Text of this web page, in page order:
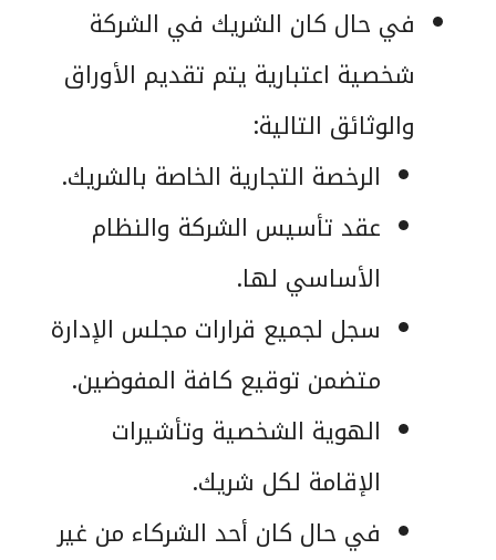
في حال كان الشريك في الشركة
شخصية اعتبارية يتم تقديم الأوراق
والوثائق التالية:
الرخصة التجارية الخاصة بالشريك.
عقد تأسيس الشركة والنظام
الأساسي لها.
سجل لجميع قرارات مجلس الإدارة
متضمن توقيع كافة المفوضين.
الهوية الشخصية وتأشيرات
الإقامة لكل شريك.
في حال كان أحد الشركاء من غير